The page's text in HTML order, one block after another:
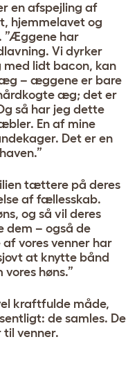
en afspejling af
hjemmelavet og
”Æggene har
Vi dyrker
med lidt bacon, kan
– æggene er bare
æg; det er
så har jeg dette
En af mine
Det er en
tættere på deres
af fællesskab.
og så vil deres
dem – også de
af vores venner har
at knytte bånd
høns.”
kraftfulde måde,
​​de samles. De
til venner.